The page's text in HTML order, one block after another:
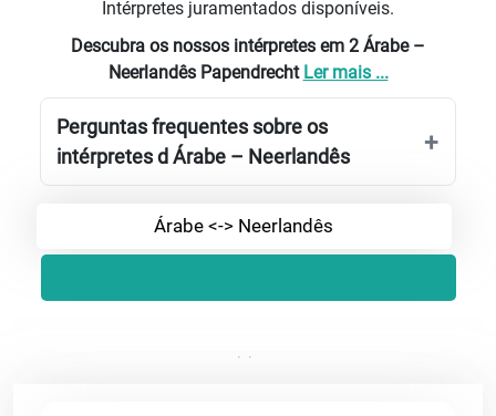
Intérpretes juramentados disponíveis.
Descubra os nossos intérpretes em 2 Árabe –
Neerlandês Papendrecht Ler mais ...
Perguntas frequentes sobre os
intérpretes d Árabe – Neerlandês
Árabe <-> Neerlandês